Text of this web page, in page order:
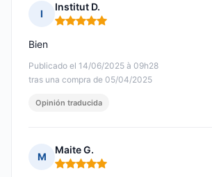
I
Institut D.
Nota: 5 de 5
Publicado el 14/06/2025 à 09h28
tras una compra de 05/04/2025
Bien
Opinión traducida
M
Maite G.
Nota: 5 de 5